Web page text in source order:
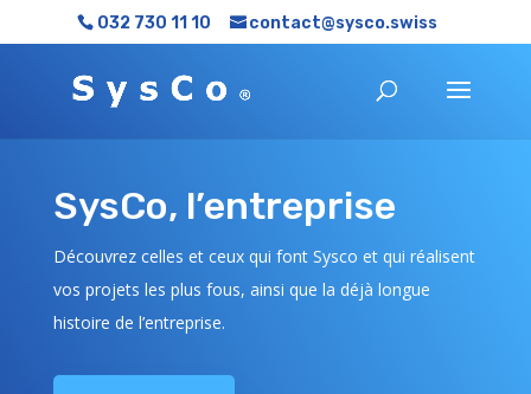
032 730 11 10 contact@sysco.swiss
SysCo, l’entreprise
Découvrez celles et ceux qui font Sysco et qui réalisent
vos projets les plus fous, ainsi que la déjà longue
histoire de l’entreprise.